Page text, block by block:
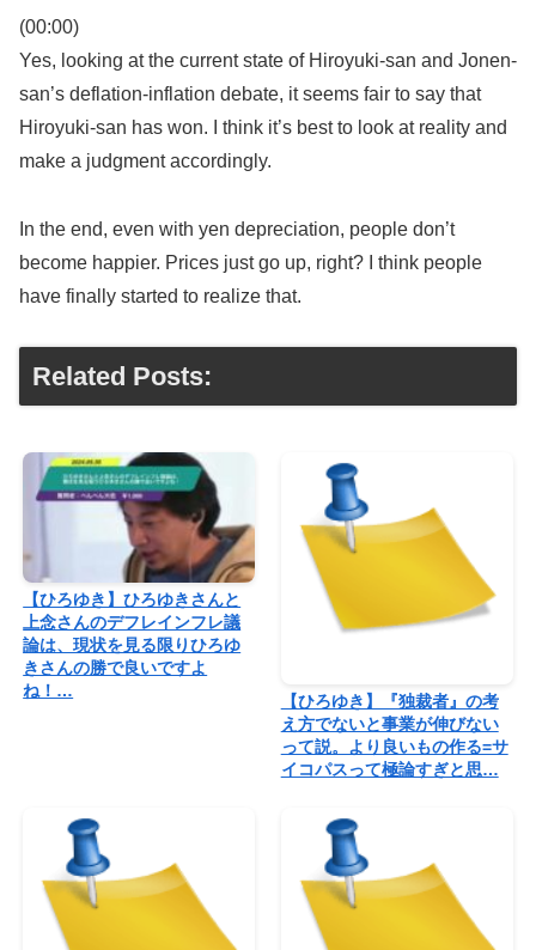
(00:00)
Yes, looking at the current state of Hiroyuki-san and Jonen-
san’s deflation-inflation debate, it seems fair to say that
Hiroyuki-san has won. I think it’s best to look at reality and
make a judgment accordingly.
In the end, even with yen depreciation, people don’t
become happier. Prices just go up, right? I think people
have finally started to realize that.
Related Posts:
【ひろゆき】ひろゆきさんと
上念さんのデフレインフレ議
論は、現状を見る限りひろゆ
きさんの勝で良いですよ
ね！…
【ひろゆき】『独裁者』の考
え方でないと事業が伸びない
って説。より良いもの作る=サ
イコパスって極論すぎと思…